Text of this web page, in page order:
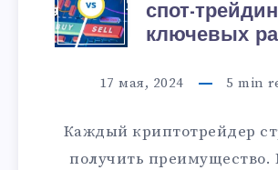
спот-
ключевых
17 мая, 2024 5 min
Каждый криптотрейдер
получить